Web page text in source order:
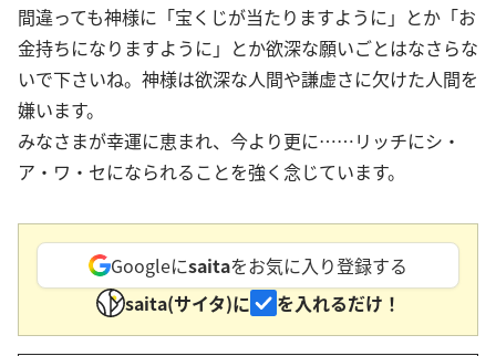
間違っても神様に「宝くじが当たりますように」とか「お
金持ちになりますように」とか欲深な願いごとはなさらな
いで下さいね。神様は欲深な人間や謙虚さに欠けた人間を
嫌います。
みなさまが幸運に恵まれ、今より更に……リッチにシ・
ア・ワ・セになられることを強く念じています。
Googleにsaitaをお気に入り登録する
saita(サイタ)に
を入れるだけ！